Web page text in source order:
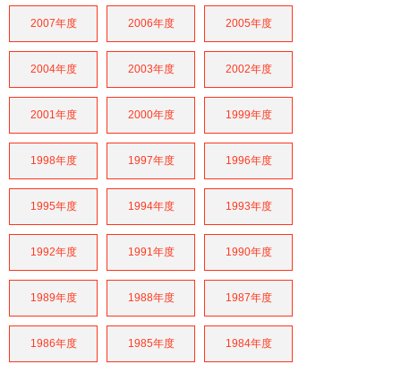
2007年度 2006年度 2005年度
2004年度 2003年度 2002年度
2001年度 2000年度 1999年度
1998年度 1997年度 1996年度
1995年度 1994年度 1993年度
1992年度 1991年度 1990年度
1989年度 1988年度 1987年度
1986年度 1985年度 1984年度